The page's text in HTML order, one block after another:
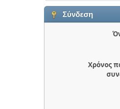
Σύνδεση
Χρόνος